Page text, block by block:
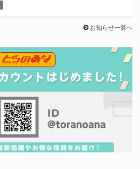
お知らせ一覧へ